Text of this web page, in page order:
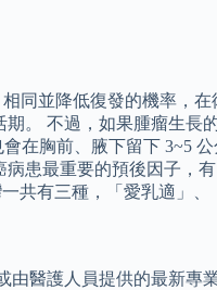
同並降低復發的機率，
。 不過，如果腫瘤生長
在胸前、腋下留下 3~5
患最重要的預後因子，
共有三種，「愛乳適」、
醫護人員提供的最新專